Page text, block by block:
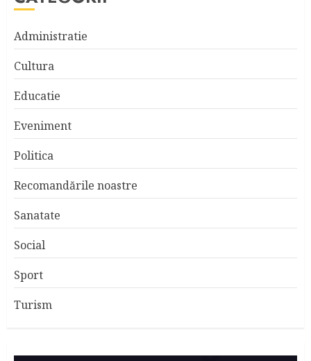
Administratie
Cultura
Educatie
Eveniment
Politica
Recomandările noastre
Sanatate
Social
Sport
Turism